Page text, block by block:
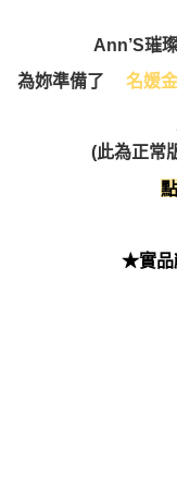
Ann’S璀
為妳準備了
名媛金
(此為正常
★實品